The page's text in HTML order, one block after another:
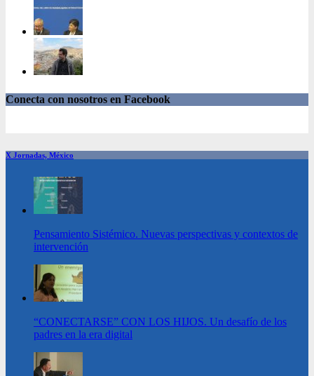
Conecta con nosotros en Facebook
X Jornadas, México
Pensamiento Sistémico. Nuevas perspectivas y contextos de
intervención
“CONECTARSE” CON LOS HIJOS. Un desafío de los
padres en la era digital